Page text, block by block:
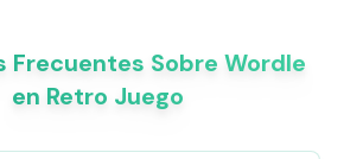
Frecuentes Sobre Wordle
en Retro Juego